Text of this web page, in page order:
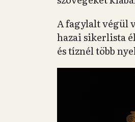
A fagylalt végül
hazai sikerlista
és tíznél több